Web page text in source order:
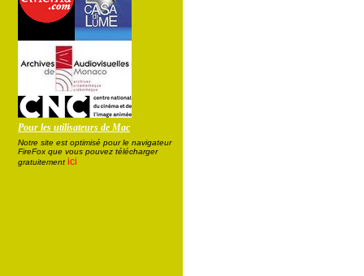
Pour les utilisateurs de Mac
Notre site est optimisé pour le navigateur
FireFox que vous pouvez télécharger
gratuitement ici